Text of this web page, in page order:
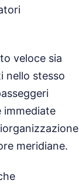
veloce sia
nello stesso
immediate
meridiane.